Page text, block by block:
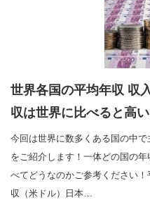
世界各国の平均年収 収
収は世界に比べると高い
今回は世界に数多くある国の中
をご紹介します！一体どの国の
べてどうなのかご参考ください
収（米ドル）日本…